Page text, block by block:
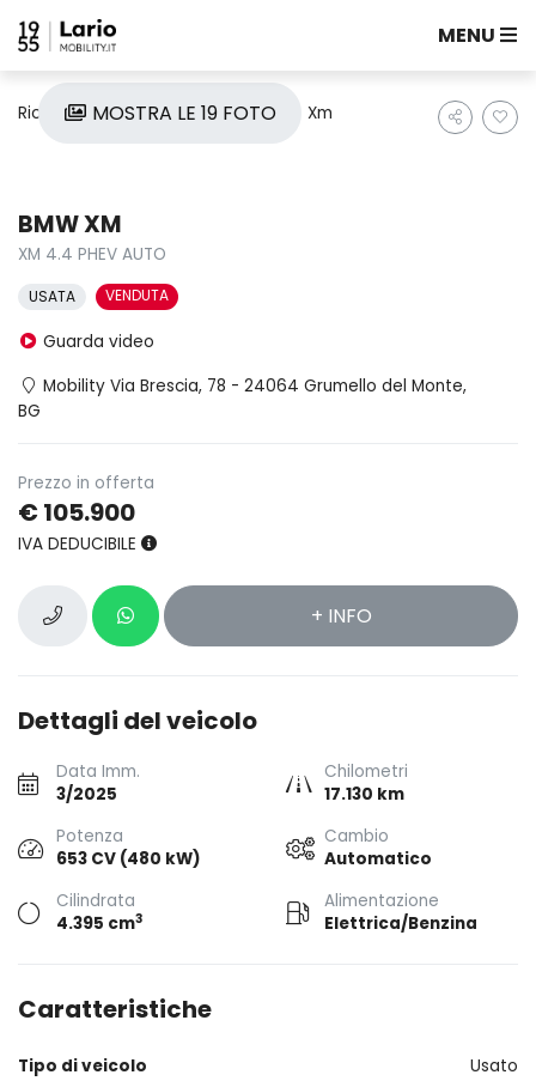
MENU
Ricerca auto Usate Bmw Xm
MOSTRA LE 19 FOTO
BMW XM
XM 4.4 PHEV AUTO
USATA VENDUTA
Guarda video
Mobility Via Brescia, 78 - 24064 Grumello del Monte,
BG
Prezzo in offerta
€ 105.900
IVA DEDUCIBILE
+ INFO
Dettagli del veicolo
Data Imm.
3/2025
Chilometri
17.130 km
Potenza
653 CV (480 kW)
Cambio
Automatico
Cilindrata
4.395 cm3
Alimentazione
Elettrica/Benzina
Caratteristiche
Tipo di veicolo
Usato